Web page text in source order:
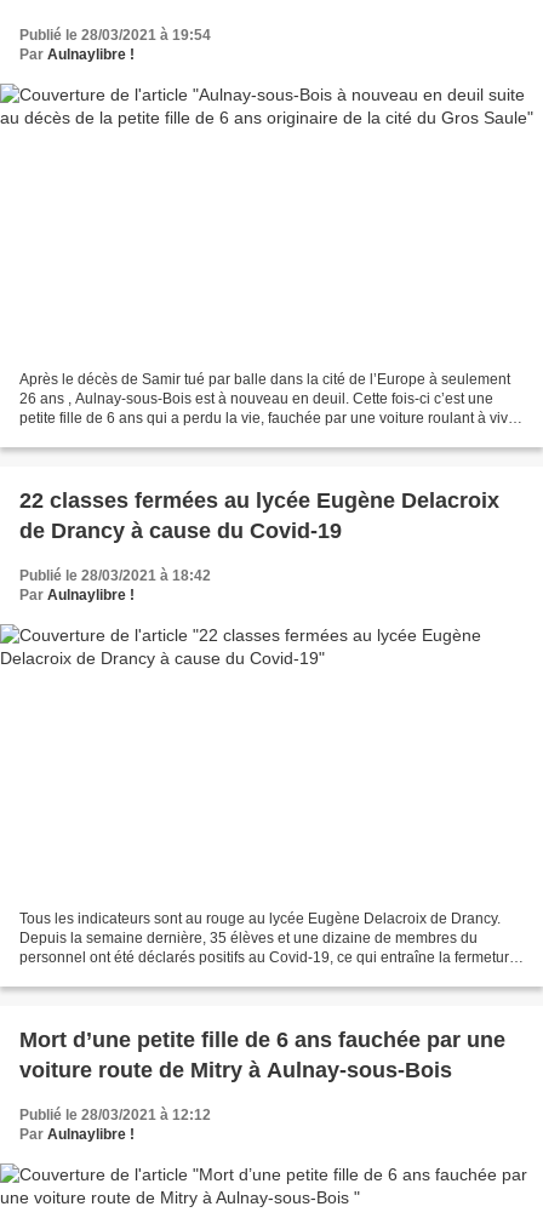
Publié le 28/03/2021 à 19:54
Par Aulnaylibre !
Après le décès de Samir tué par balle dans la cité de l’Europe à seulement
26 ans , Aulnay-sous-Bois est à nouveau en deuil. Cette fois-ci c’est une
petite fille de 6 ans qui a perdu la vie, fauchée par une voiture roulant à vive
22 classes fermées au lycée Eugène Delacroix
de Drancy à cause du Covid-19
Publié le 28/03/2021 à 18:42
Par Aulnaylibre !
Tous les indicateurs sont au rouge au lycée Eugène Delacroix de Drancy.
Depuis la semaine dernière, 35 élèves et une dizaine de membres du
personnel ont été déclarés positifs au Covid-19, ce qui entraîne la fermeture
Mort d’une petite fille de 6 ans fauchée par une
voiture route de Mitry à Aulnay-sous-Bois
Publié le 28/03/2021 à 12:12
Par Aulnaylibre !